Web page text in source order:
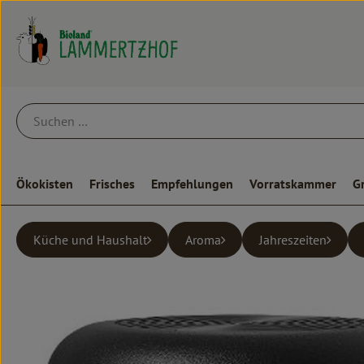
Ökokisten Frisches Empfehlungen Vorratskammer
Küche und Haushalt Aroma Jahreszeiten